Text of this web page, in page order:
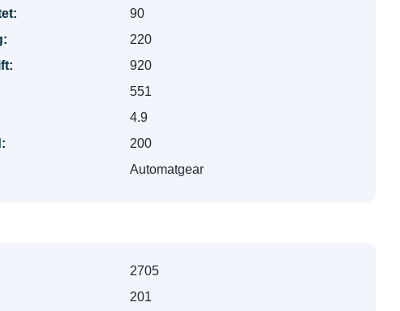
90
220
920
551
4.9
200
Automatgear
2705
201